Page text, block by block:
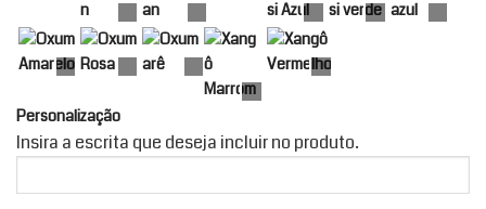
Personalização
Insira a escrita que deseja incluir no produto.